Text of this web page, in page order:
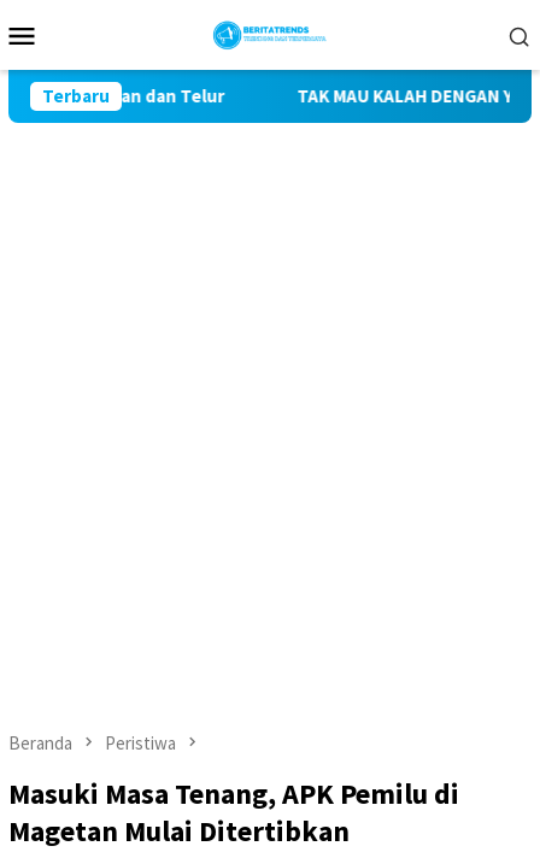
ke
Mobile
Terbaru
Pakan dan Telur TAK MAU KALAH DENGAN YANG
Beranda Peristiwa
Masuki Masa Tenang, APK Pemilu di
Magetan Mulai Ditertibkan